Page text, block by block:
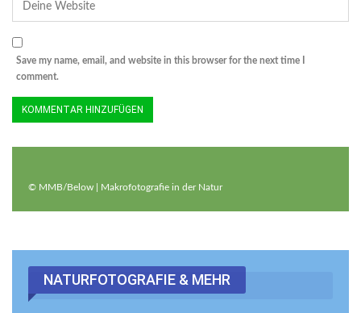
Save my name, email, and website in this browser for the next time I
comment.
© MMB/Below | Makrofotografie in der Natur
NATURFOTOGRAFIE & MEHR